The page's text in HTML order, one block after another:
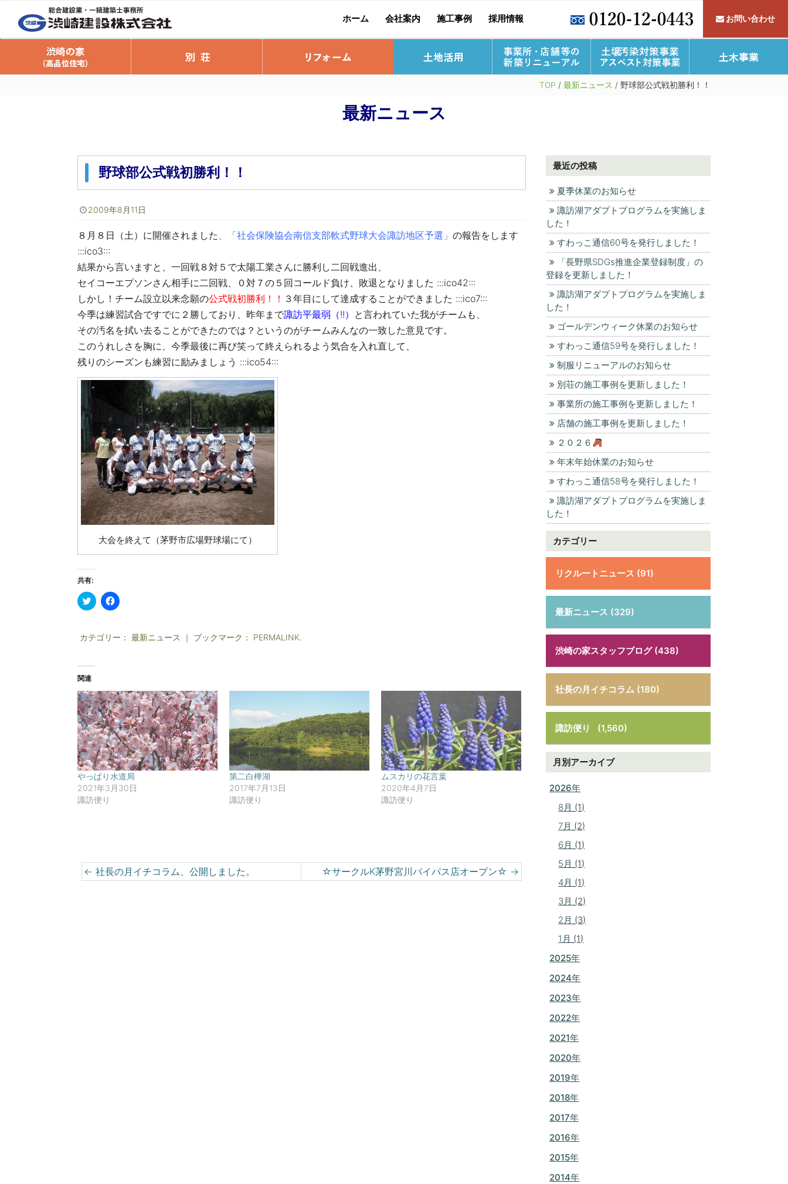
ホーム 会社案内
会社案内 社長挨拶 社員紹介 すわっこ倶楽部
施工事例
渋崎の家（高品位住宅） 事業所・店舗・介護施設
採用情報 お問い合わせ
施工事例 家づくりの流れ
リフォームQ＆A リフォーム施工事例
TOP / 最新ニュース / 野球部公式戦初勝利！！
最新ニュース
野球部公式戦初勝利！！
2009年8月11日
８月８日（土）に開催されました 、「社会保険協会南信支部軟式野球大会諏訪地区予選」 の報告をします
:::ico3:::
結果から言いますと、一回戦８対５で太陽工業さんに勝利し二回戦進出、
セイコーエプソンさん相手に二回戦、０対７の５回コールド負け、敗退となりました :::ico42:::
しかし！チーム設立以来念願の公式戦初勝利！！ ３年目にして達成することができました :::ico7:::
今季は練習試合ですでに２勝しており、昨年まで諏訪平最弱（!!） と言われていた我がチームも、
その汚名を拭い去ることができたのでは？というのがチームみんなの一致した意見です。
このうれしさを胸に、今季最後に再び笑って終えられるよう気合を入れ直して、
残りのシーズンも練習に励みましょう :::ico54:::
大会を終えて（茅野市広場野球場にて）
共有:
ク
リ
て
t
r
で
共
有
(
新
し
い
ウ
ィ
ン
ド
ウ
で
開
き
F
a
o
る
に
は
ク
リ
ッ
ク
し
て
く
だ
さ
い
(
開
き
ま
カテゴリー： 最新ニュース ｜ ブックマーク： PERMALINK.
関連
やっぱり水道局
2021年3月30日
諏訪便り
第二白樺湖
2017年7月13日
諏訪便り
ムスカリの花言葉
2020年4月7日
諏訪便り
Post navigation
← 社長の月イチコラム、公開しました。 ☆サークルK茅野宮川バイパス店オープン☆ →
最近の投稿
夏季休業のお知らせ
諏訪湖アダプトプログラムを実施しま
した！
すわっこ通信60号を発行しました！
「長野県SDGs推進企業登録制度」の
登録を更新しました！
諏訪湖アダプトプログラムを実施しま
した！
ゴールデンウィーク休業のお知らせ
すわっこ通信59号を発行しました！
制服リニューアルのお知らせ
別荘の施工事例を更新しました！
事業所の施工事例を更新しました！
店舗の施工事例を更新しました！
２０２６
年末年始休業のお知らせ
すわっこ通信58号を発行しました！
諏訪湖アダプトプログラムを実施しま
した！
カテゴリー
リクルートニュース (91)
最新ニュース (329)
渋崎の家スタッフブログ (438)
社長の月イチコラム (180)
諏訪便り (1,560)
月別アーカイブ
2026年
8月 (1)
7月 (2)
6月 (1)
5月 (1)
4月 (1)
3月 (2)
2月 (3)
1月 (1)
2025年
2024年
2023年
2022年
2021年
2020年
2019年
2018年
2017年
2016年
2015年
2014年